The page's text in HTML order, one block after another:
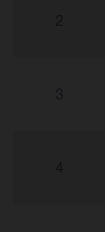
2
3
4